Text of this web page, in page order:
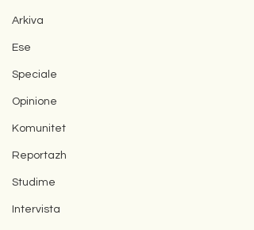
Arkiva
Ese
Speciale
Opinione
Komunitet
Reportazh
Studime
Intervista